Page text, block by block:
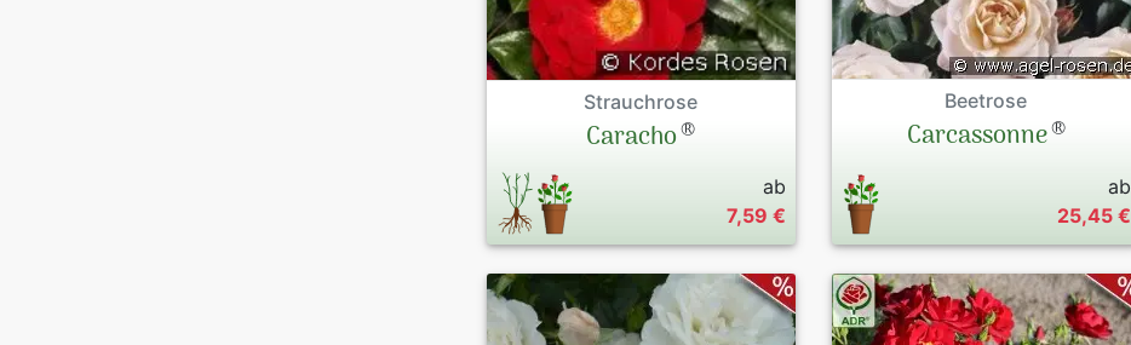
Strauchrose
Caracho®
ab
7,59 €
Beetrose
Carcassonne®
ab
25,45 €